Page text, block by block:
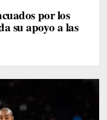
por los
su apoyo a las